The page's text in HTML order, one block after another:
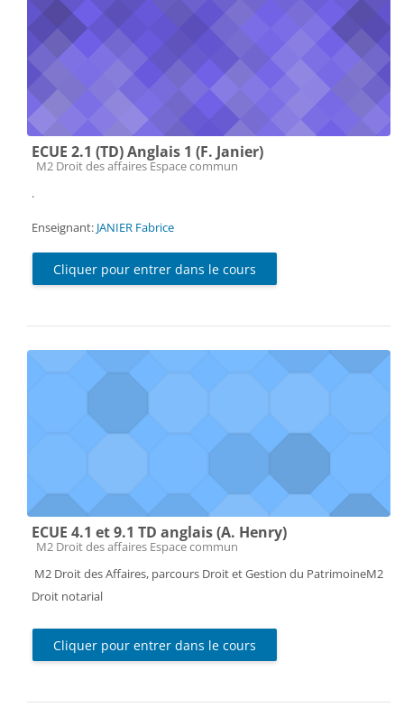
ECUE 2.1 (TD) Anglais 1 (F. Janier)
Catégorie de cours
M2 Droit des affaires Espace commun
.
Enseignant: JANIER Fabrice
Cliquer pour entrer dans le cours
ECUE 4.1 et 9.1 TD anglais (A. Henry)
Catégorie de cours
M2 Droit des affaires Espace commun
M2 Droit des Affaires, parcours Droit et Gestion du PatrimoineM2
Droit notarial
Cliquer pour entrer dans le cours